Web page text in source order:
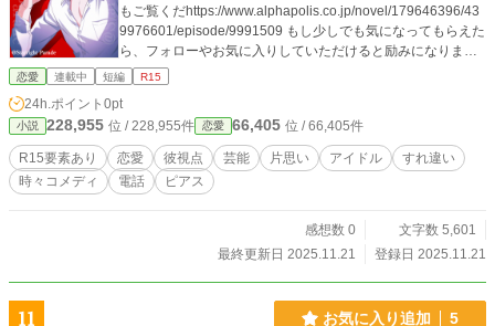
もご覧くだhttps://www.alphapolis.co.jp/novel/179646396/43
9976601/episode/9991509 もし少しでも気になってもらえた
ら、フォローやお気に入りしていただけると励みになりま
す。 ※本作は「小説家になろう」「アルファポリス」にて同
ていただきました。 ※イラストは描き下ろし作品です。無断
転載・無断使用・AI学習等は一切禁止しております。 ©︎Starli
ght Parade / 木風 やまいも
恋愛 連載中 短編 R15
24h.ポイント 0pt
小説 228,955 位 / 228,955件 恋愛 66,405 位 / 66,405件
R15要素あり 恋愛 彼視点 芸能 片思い アイドル
すれ違い
時々コメディ
電話 ピアス
感想数 0
文字数 5,601
最終更新日 2025.11.21
登録日 2025.11.21
11 お気に入り追加 5